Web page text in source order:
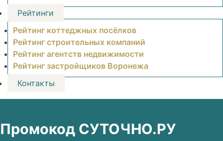
Рейтинги
Рейтинг коттеджных посёлков
Рейтинг строительных компаний
Рейтинг агентств недвижимости
Рейтинг застройщиков Воронежа
Контакты
Промокод СУТОЧНО.РУ